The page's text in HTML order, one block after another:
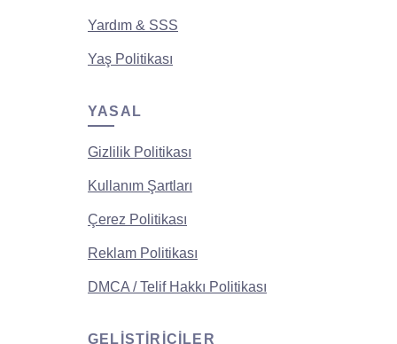
Yardım & SSS
Yaş Politikası
YASAL
Gizlilik Politikası
Kullanım Şartları
Çerez Politikası
Reklam Politikası
DMCA / Telif Hakkı Politikası
GELIŞTIRICILER